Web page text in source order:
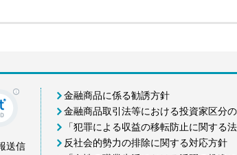
送信
金融商品に係る勧誘方針
金融商品取引法等における投資家区分
「犯罪による収益の移転防止に関する
反社会的勢力の排除に関する対応方針